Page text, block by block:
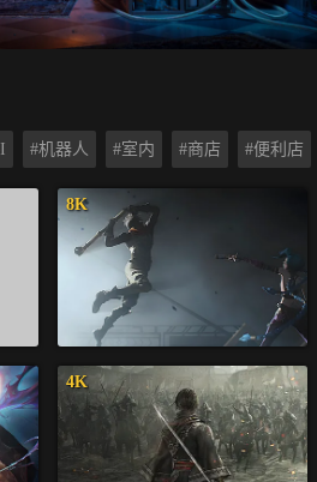
#机器人 #室内 #商店 #便利店
8K
4K